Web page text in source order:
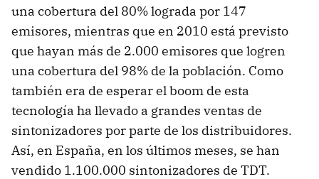
una cobertura del 80% lograda por 147
emisores, mientras que en 2010 está previsto
que hayan más de 2.000 emisores que logren
una cobertura del 98% de la población. Como
también era de esperar el boom de esta
tecnología ha llevado a grandes ventas de
sintonizadores por parte de los distribuidores.
Así, en España, en los últimos meses, se han
vendido 1.100.000 sintonizadores de TDT.